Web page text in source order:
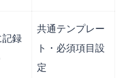
記録
共通テンプレー
ト・必須項目設
定